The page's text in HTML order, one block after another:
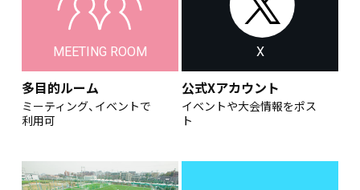
MEETING ROOM
多目的ルーム
ミーティング、イベントで
利用可
X
公式Xアカウント
イベントや大会情報をポス
ト